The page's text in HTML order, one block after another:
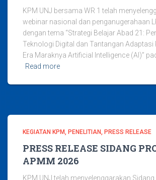
KPM UNJ bersama WR 1 telah
webinar nasional dan penganugerahaan
dengan tema “Strategi Belajar Abad 21:
Teknologi Digital dan Tantangan Adaptasi
Era Maraknya Artificial Intelligence (AI)”
Read more
KEGIATAN KPM PENELITIAN PRESS RELEASE
PRESS RELEASE SIDANG
APMM 2026
KPM UNJ telah menyelenggarakan